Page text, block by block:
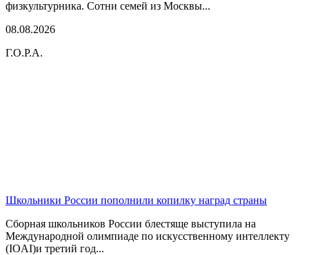
физкультурника. Сотни семей из Москвы...
08.08.2026
Г.О.Р.А.
Школьники России пополнили копилку наград страны
Сборная школьников России блестяще выступила на
Международной олимпиаде по искусственному интеллекту
(IOAI)и третий год...